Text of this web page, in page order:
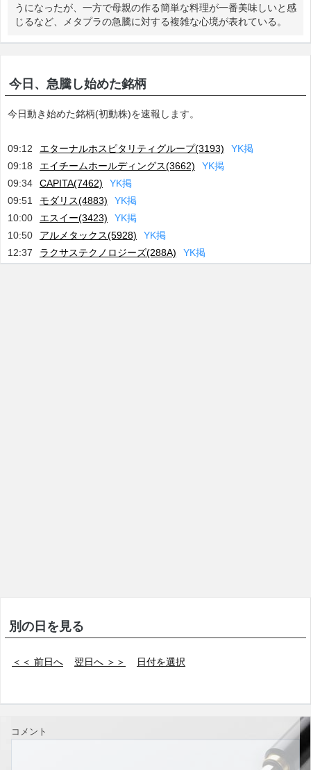
うになったが、一方で母親の作る簡単な料理が一番美味しいと感
じるなど、メタプラの急騰に対する複雑な心境が表れている。
今日、急騰し始めた銘柄
今日動き始めた銘柄(初動株)を速報します。
09:12 エターナルホスピタリティグループ(3193) YK掲
09:18
エイチームホールディングス(3662) YK掲
09:34
CAPITA(7462) YK掲
09:51
モダリス(4883) YK掲
10:00
エスイー(3423) YK掲
10:50
アルメタックス(5928) YK掲
12:37
ラクサステクノロジーズ(288A) YK掲
別の日を見る
＜＜ 前日へ 翌日へ ＞＞ 日付を選択
コメント